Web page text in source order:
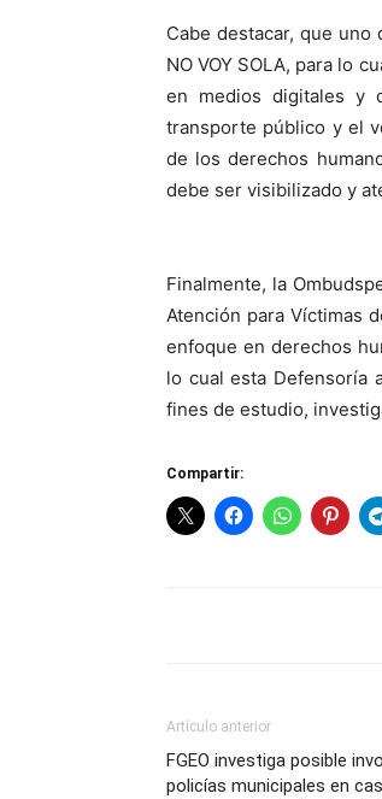
Cabe destacar, que
NO VOY SOLA, para lo
en medios digitales y
transporte público y el
de los derechos
debe ser visibilizado y
Finalmente, la
Atención para Víctimas
enfoque en derechos
lo cual esta Defensoría
fines de estudio,
Compartir:
Artículo anterior
FGEO investiga posible
policías municipales en